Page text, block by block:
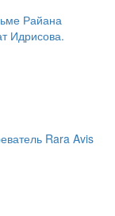
Райана
Идрисова.
Rara Avis